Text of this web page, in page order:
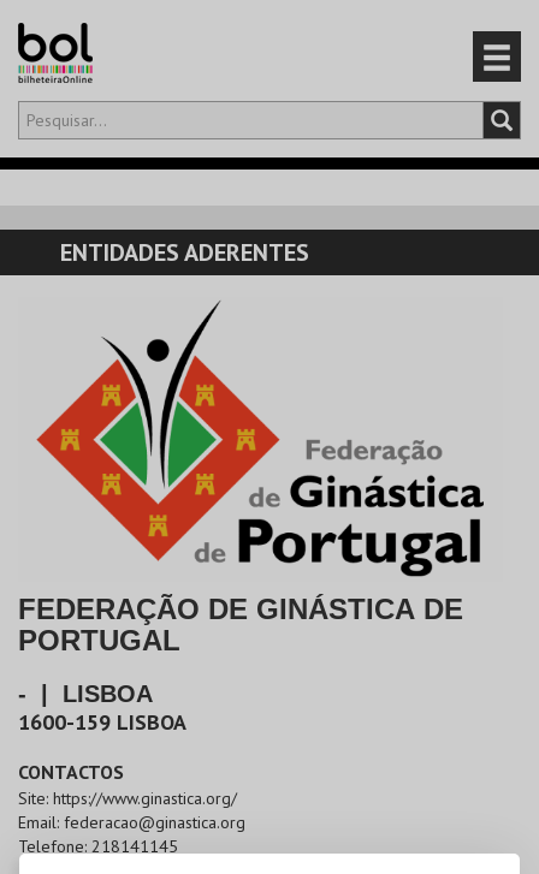
Olá,iniciar sessão
CARRINHO
EVENTOS
CARTÕES
PRODUTOS
ENTIDADES ADERENTES
FEDERAÇÃO DE GINÁSTICA DE
PORTUGAL
- LISBOA
1600-159 LISBOA
CONTACTOS
Site: https://www.ginastica.org/
Email: federacao@ginastica.org
Telefone: 218141145